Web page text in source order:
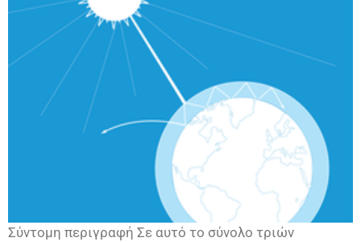
Σύντομη περιγραφή Σε αυτό το σύνολο τριών